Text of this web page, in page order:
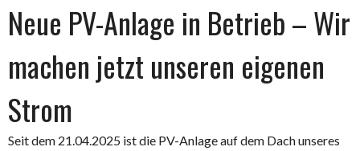
Neue PV-Anlage in Betrieb – Wir
machen jetzt unseren eigenen
Strom
Seit dem 21.04.2025 ist die PV-Anlage auf dem Dach unseres